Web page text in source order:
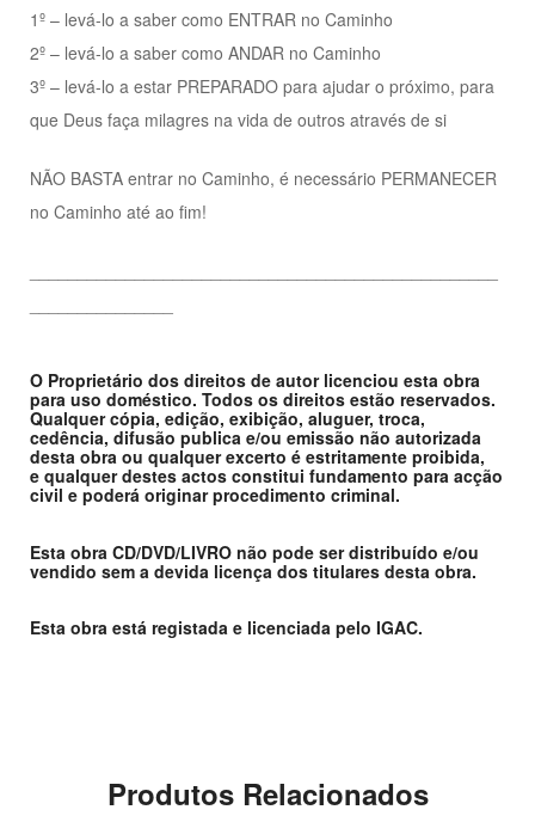
1º – levá-lo a saber como ENTRAR no Caminho
2º – levá-lo a saber como ANDAR no Caminho
3º – levá-lo a estar PREPARADO para ajudar o próximo, para
que Deus faça milagres na vida de outros através de si
NÃO BASTA entrar no Caminho, é necessário PERMANECER
no Caminho até ao fim!
O Proprietário dos direitos de autor licenciou esta obra
para uso doméstico. Todos os direitos estão reservados.
Qualquer cópia, edição, exibição, aluguer, troca,
cedência, difusão publica e/ou emissão não autorizada
desta obra ou qualquer excerto é estritamente proibida,
e qualquer destes actos constitui fundamento para acção
civil e poderá originar procedimento criminal.
Esta obra CD/DVD/LIVRO não pode ser distribuído e/ou
vendido sem a devida licença dos titulares desta obra.
Esta obra está registada e licenciada pelo IGAC.
Produtos Relacionados